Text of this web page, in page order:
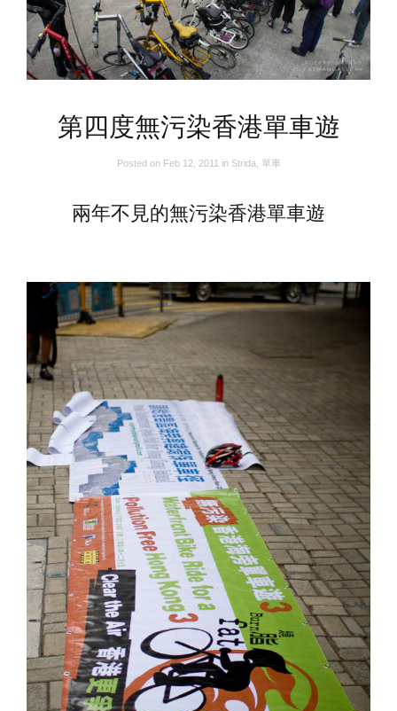
第四度無污染香港單車遊
Posted on Feb 12, 2011 in Strida 單車
兩年不見的無污染香港單車遊